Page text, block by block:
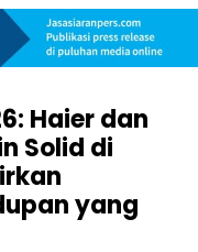
Haier dan
Solid di
yang